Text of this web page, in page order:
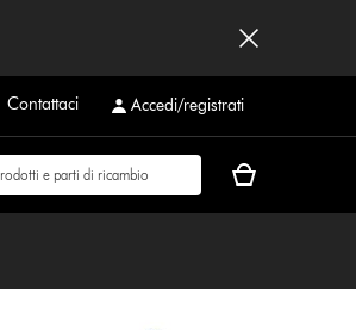
Contattaci Accedi/registrati
Il